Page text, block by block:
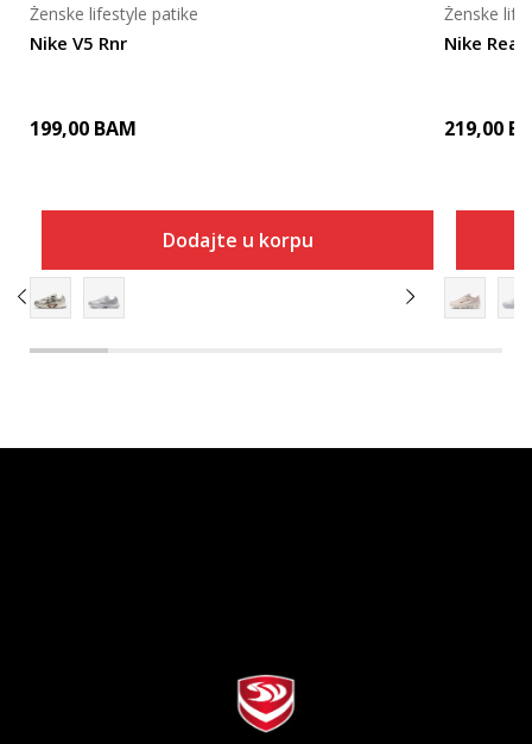
Nike V5 Rnr
Ženske lifestyle patike
199,00 BAM
Dodajte u korpu
Nike
Ženske
219,00